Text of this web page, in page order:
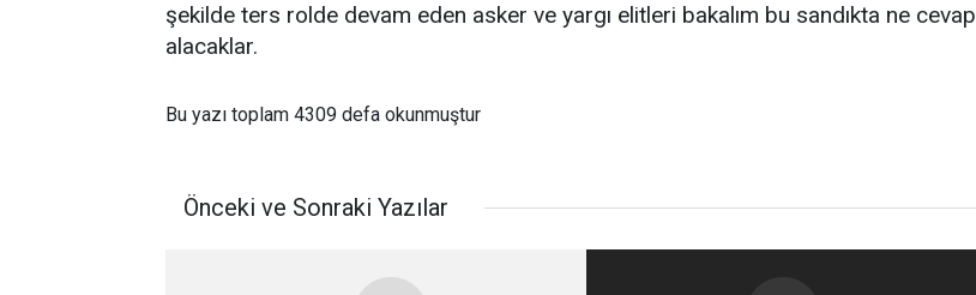
şekilde ters rolde devam eden asker ve yargı elitleri bakalım bu sandıkta ne cevap
alacaklar.
Bu yazı toplam 4309 defa okunmuştur
Önceki ve Sonraki Yazılar